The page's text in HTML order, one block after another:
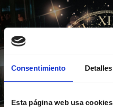
Consentimiento Detalles
Esta página web usa cookies